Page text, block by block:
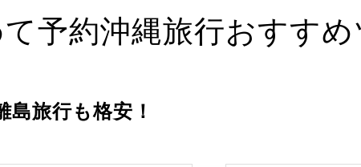
予約沖縄旅行おすすめ
島旅行も格安！